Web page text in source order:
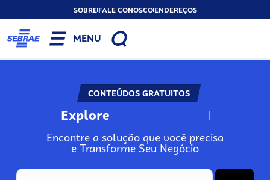
SOBREFALE CONOSCOENDEREÇOS
MENU
CONTEÚDOS GRATUITOS
Explore N
Encontre a solução que você precisa
e Transforme Seu Negócio